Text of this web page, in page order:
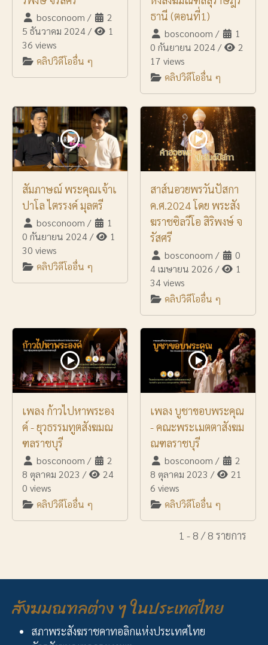
bosconoom /
2
5 ธันวาคม 2024/
1
36 views
คลิปวิดีโออื่น ๆ
ธานี (ตอนที่1)
bosconoom /
1
0 กันยายน 2024/
2
17 views
คลิปวิดีโออื่น ๆ
สัมภาษณ์ พระคุณเจ้าเ
ปาโล ไตรรงค์ มุลตรี
bosconoom /
1
0 กันยายน 2024/
1
30 views
คลิปวิดีโออื่น ๆ
สาส์นอวยพรวันปัสกา
ค.ศ.2024 โดย พระสัง
ฆราชซิลวีโอ สิริพงษ์ จ
รัสศรี
bosconoom /
0
4 เมษายน 2026 /
1
34 views
คลิปวิดีโออื่น ๆ
เพลง ก้าวไปหาพระอง
ค์ - ยุวธรรมทูตสังฆมณ
ฑลราชบุรี
bosconoom /
2
8 ตุลาคม 2023 /
24
0 views
คลิปวิดีโออื่น ๆ
เพลง บูชาขอบพระคุณ
- คณะพระเมตตาสังฆม
ณฑลราชบุรี
bosconoom /
2
8 ตุลาคม 2023 /
21
6 views
คลิปวิดีโออื่น ๆ
1 - 8 / 8 รายการ
สังฆมณฑลต่าง ๆ ในประเทศไทย
สภาพระสังฆราชคาทอลิกแห่งประเทศไทย